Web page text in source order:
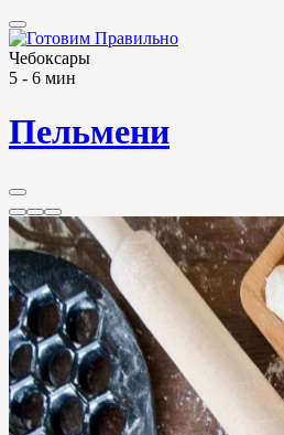
Чебоксары
5 - 6 мин
Пельмени